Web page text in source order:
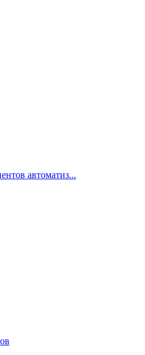
автоматиз...